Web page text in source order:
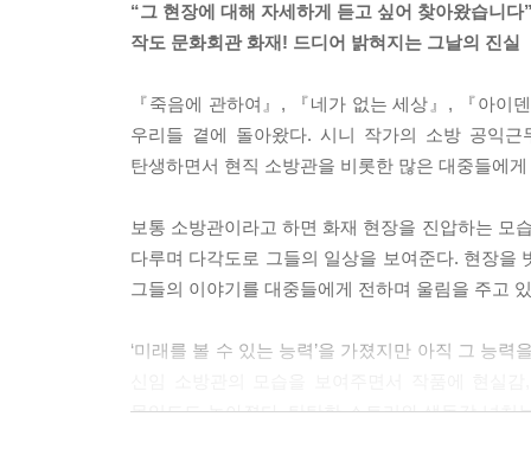
“그 현장에 대해 자세하게 듣고 싶어 찾아왔습니다
작도 문화회관 화재! 드디어 밝혀지는 그날의 진실
『죽음에 관하여』, 『네가 없는 세상』, 『아이
우리들 곁에 돌아왔다. 시니 작가의 소방 공익
탄생하면서 현직 소방관을 비롯한 많은 대중들에
보통 소방관이라고 하면 화재 현장을 진압하는 모
다루며 다각도로 그들의 일상을 보여준다. 현장을
그들의 이야기를 대중들에게 전하며 울림을 주고
‘미래를 볼 수 있는 능력’을 가졌지만 아직 그 능
몰입도도 높아졌다. 탄탄한 스토리와 생동감 넘치